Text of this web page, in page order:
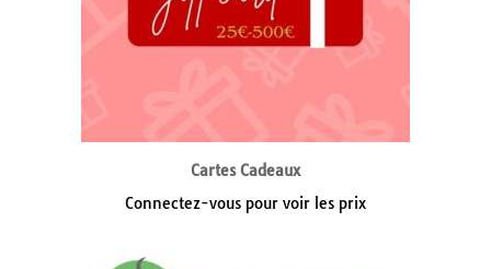
Cartes Cadeaux
Connectez-vous pour voir les prix